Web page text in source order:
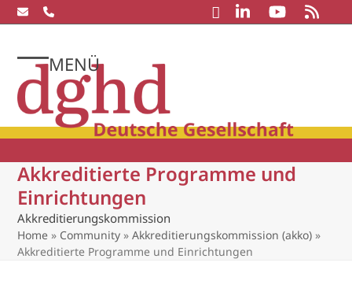
Skip
to
MENÜ
Open
mobile
menu
Close
mobile
menu
Akkreditierte Programme und
Einrichtungen
Akkreditierungskommission
Home » Community »Akkreditierungskommission (akko) »
Akkreditierte Programme und Einrichtungen